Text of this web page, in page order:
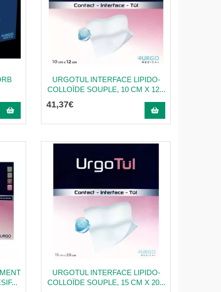
URGOTUL INTERFACE LIPIDO-
COLLOÏDE SOUPLE, 10 CM X 12...
41,37€
URGOTUL INTERFACE LIPIDO-
COLLOÏDE SOUPLE, 15 CM X 20...